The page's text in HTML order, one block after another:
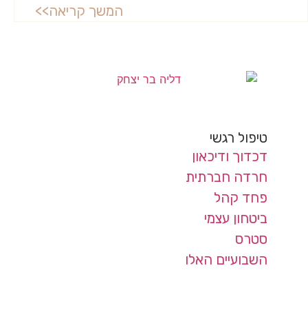
המשך קריאה>>
טיפול רגשי
דכדוך ודיכאון
חרדה חברתית
פחד קהל
ביטחון עצמי
סטרס
השבועיים האלו